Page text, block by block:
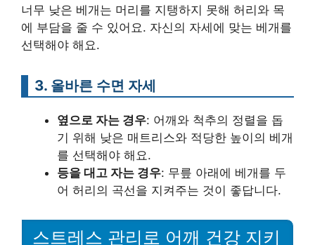
너무 낮은 베개는 머리를 지탱하지 못해 허리와 목
에 부담을 줄 수 있어요. 자신의 자세에 맞는 베개를
선택해야 해요.
3. 올바른 수면 자세
옆으로 자는 경우: 어깨와 척추의 정렬을 돕
기 위해 낮은 매트리스와 적당한 높이의 베개
를 선택해야 해요.
등을 대고 자는 경우: 무릎 아래에 베개를 두
어 허리의 곡선을 지켜주는 것이 좋답니다.
스트레스 관리로 어깨 건강 지키